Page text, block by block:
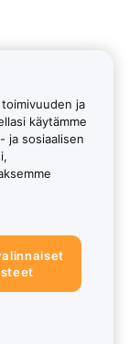
ja
käytämme
ja sosiaalisen